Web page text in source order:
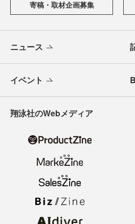
寄稿・取材企画募集
ニュース
イベント
翔泳社のWebメディア